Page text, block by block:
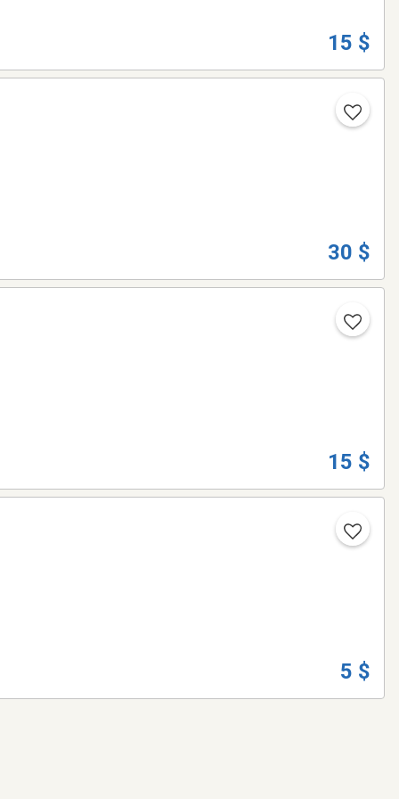
15 $
30 $
15 $
5 $